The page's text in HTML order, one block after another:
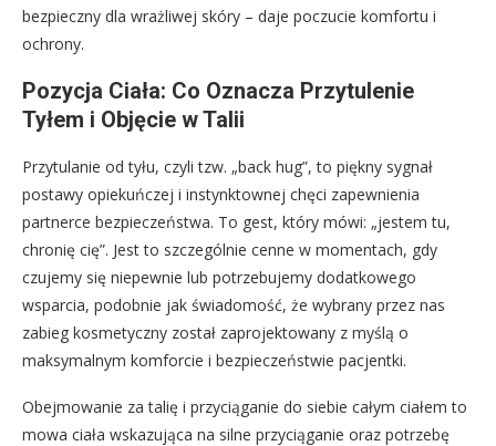
bezpieczny dla wrażliwej skóry – daje poczucie komfortu i
ochrony.
Pozycja Ciała: Co Oznacza Przytulenie
Tyłem i Objęcie w Talii
Przytulanie od tyłu, czyli tzw. „back hug”, to piękny sygnał
postawy opiekuńczej i instynktownej chęci zapewnienia
partnerce bezpieczeństwa. To gest, który mówi: „jestem tu,
chronię cię”. Jest to szczególnie cenne w momentach, gdy
czujemy się niepewnie lub potrzebujemy dodatkowego
wsparcia, podobnie jak świadomość, że wybrany przez nas
zabieg kosmetyczny został zaprojektowany z myślą o
maksymalnym komforcie i bezpieczeństwie pacjentki.
Obejmowanie za talię i przyciąganie do siebie całym ciałem to
mowa ciała wskazująca na silne przyciąganie oraz potrzebę